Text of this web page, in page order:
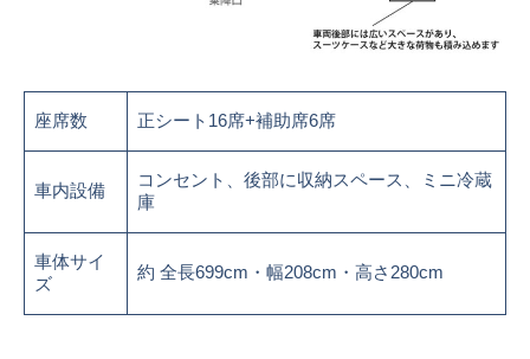
座席数 正シート16席+補助席6席
車内設備
コンセント、後部に収納スペース、ミニ冷蔵
庫
車体サイ
ズ
約 全長699cm・幅208cm・高さ280cm